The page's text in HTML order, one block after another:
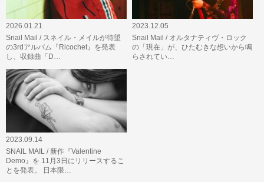
2026.01.21
Snail Mail / スネイル・メイルが待望
の3rdアルバム『Ricochet』を発表
し、収録曲「D…
2023.12.05
Snail Mail / オルタナティヴ・ロック
の「現在」が、ひたむきな想いから鳴
らされてい…
2023.09.14
SNAIL MAIL / 新作『Valentine
Demo』を 11月3日にリリースするこ
とを発表。 日本限…